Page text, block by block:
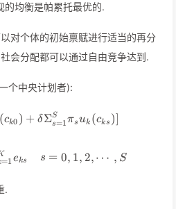
的均衡是帕累托最优的.
对个体的初始禀赋进行适当的再分
会分配都可以通过自由竞争达到.
个中央计划者):
\max_{c_{ks}} \Sigma_{k
(ck0 ) + δΣs=1
S πs uk (cks )]
\text{s.t. } \Sigma_{k =
=1 eks s = 0, 1, 2, ⋯ , S
.